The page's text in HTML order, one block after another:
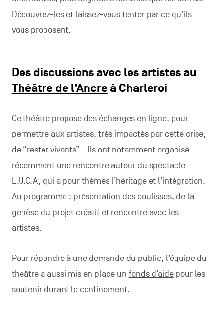
Découvrez-les et laissez-vous tenter par ce qu’ils
vous proposent.
Des discussions avec les artistes au
Théâtre de l’Ancreà Charleroi
Ce théâtre propose des échanges en ligne, pour
permettre aux artistes, très impactés par cette crise,
de “rester vivants”… Ils ont notamment organisé
récemment une rencontre autour du spectacle
L.U.C.A, qui a pour thèmes l’héritage et l’intégration.
Au programme : présentation des coulisses, de la
genèse du projet créatif et rencontre avec les
artistes.
Pour répondre à une demande du public, l’équipe du
théâtre a aussi mis en place un fonds d’aidepour les
soutenir durant le confinement.